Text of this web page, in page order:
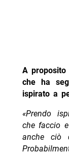
A
che ha
ispirato a
«Prendo
che faccio
anche ciò